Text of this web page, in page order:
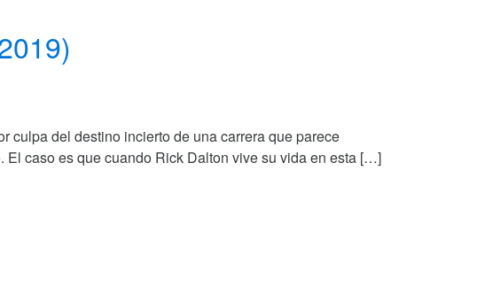
culpa del destino incierto de una carrera que parece
caso es que cuando Rick Dalton vive su vida en esta […]